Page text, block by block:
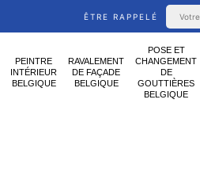
ÊTRE RAPPELÉ
PEINTRE
INTÉRIEUR
BELGIQUE
RAVALEMENT
DE FAÇADE
BELGIQUE
POSE ET
CHANGEMENT
DE
GOUTTIÈRES
BELGIQUE